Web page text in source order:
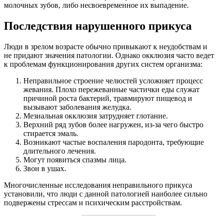
молочных зубов, либо несвоевременное их выпадение.
Последствия нарушенного прикуса
Люди в зрелом возрасте обычно привыкают к неудобствам и
не придают значения патологии. Однако окклюзия часто ведет
к проблемам функционирования других систем организма:
Неправильное строение челюстей усложняет процесс
жевания. Плохо пережеванные частички еды служат
причиной роста бактерий, травмируют пищевод и
вызывают заболевания желудка.
Мезиальная окклюзия затрудняет глотание.
Верхний ряд зубов более нагружен, из-за чего быстро
стирается эмаль.
Возникают частые воспаления пародонта, требующие
длительного лечения.
Могут появиться спазмы лица.
Звон в ушах.
Многочисленные исследования неправильного прикуса
установили, что люди с данной патологией наиболее сильно
подвержены стрессам и психическим расстройствам.